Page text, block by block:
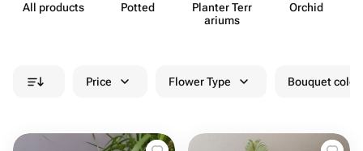
All products Potted
Planter Terr​
ariums
Orchid
Price Flower Type Bouquet